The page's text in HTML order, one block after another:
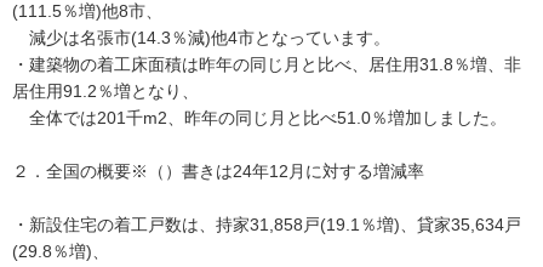
(111.5％増)他8市、
減少は名張市(14.3％減)他4市となっています。
・建築物の着工床面積は昨年の同じ月と比べ、居住用31.8％増、非
居住用91.2％増となり、
全体では201千m2、昨年の同じ月と比べ51.0％増加しました。
２．全国の概要※（）書きは24年12月に対する増減率
・新設住宅の着工戸数は、持家31,858戸(19.1％増)、貸家35,634戸
(29.8％増)、